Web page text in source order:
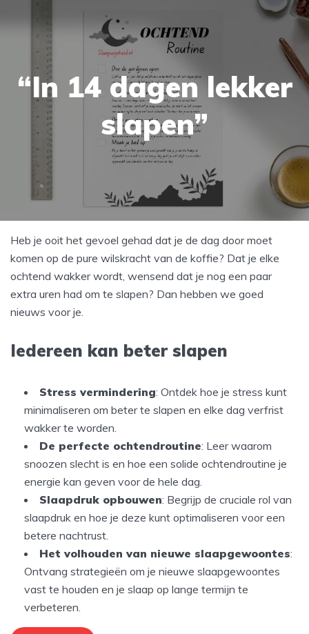
“In 14 dagen lekker
slapen”
Heb je ooit het gevoel gehad dat je de dag door moet
komen op de pure wilskracht van de koffie? Dat je elke
ochtend wakker wordt, wensend dat je nog een paar
extra uren had om te slapen? Dan hebben we goed
nieuws voor je.
Iedereen kan beter slapen
Stress vermindering: Ontdek hoe je stress kunt
minimaliseren om beter te slapen en elke dag verfrist
wakker te worden.
De perfecte ochtendroutine: Leer waarom
snoozen slecht is en hoe een solide ochtendroutine je
energie kan geven voor de hele dag.
Slaapdruk opbouwen: Begrijp de cruciale rol van
slaapdruk en hoe je deze kunt optimaliseren voor een
betere nachtrust.
Het volhouden van nieuwe slaapgewoontes:
Ontvang strategieën om je nieuwe slaapgewoontes
vast te houden en je slaap op lange termijn te
verbeteren.